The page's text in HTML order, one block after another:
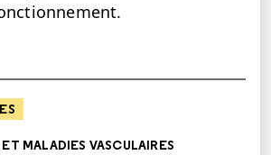
MALADIES VASCULAIRES